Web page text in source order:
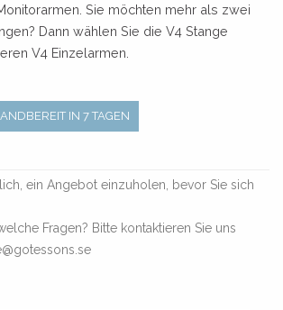
Sie möchten mehr als zwei
Dann wählen Sie die V4 Stange
V4 Einzelarmen.
IN 7 TAGEN
ein Angebot einzuholen, bevor Sie sich
Fragen? Bitte kontaktieren Sie uns